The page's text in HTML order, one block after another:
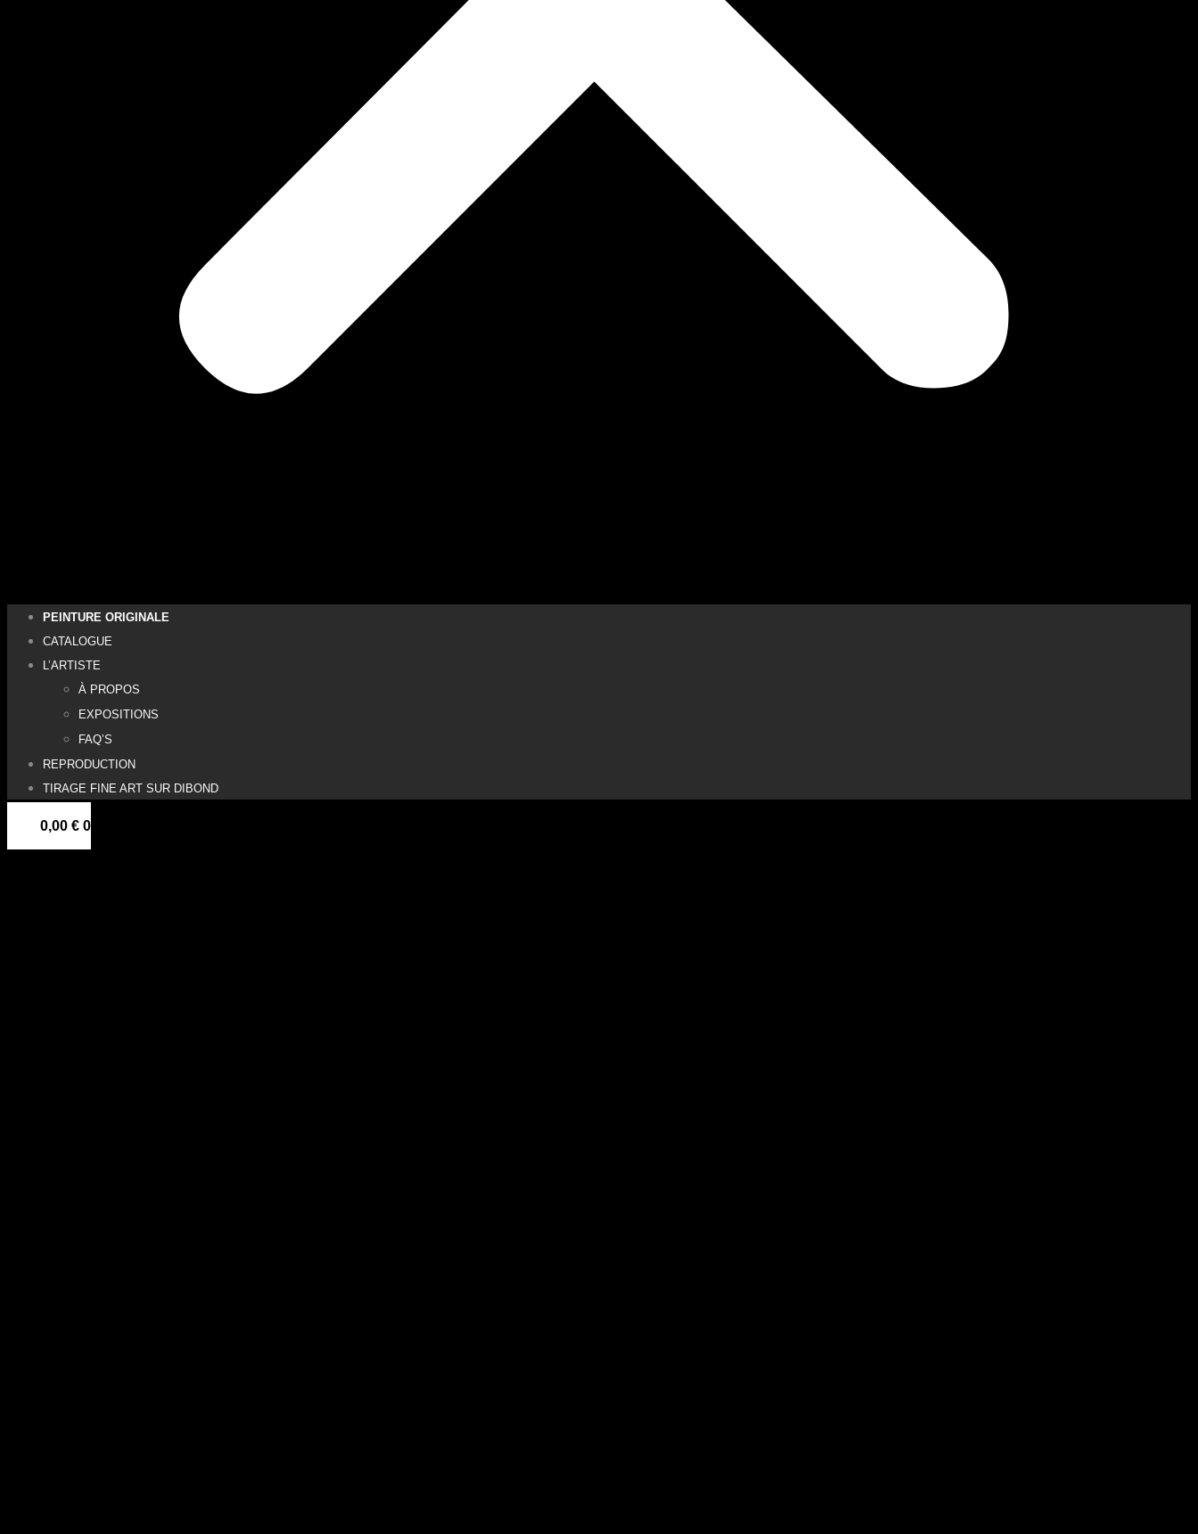
PEINTURE ORIGINALE
CATALOGUE
L’ARTISTE
À PROPOS
EXPOSITIONS
FAQ’S
REPRODUCTION
TIRAGE FINE ART SUR DIBOND
0,00 € 0